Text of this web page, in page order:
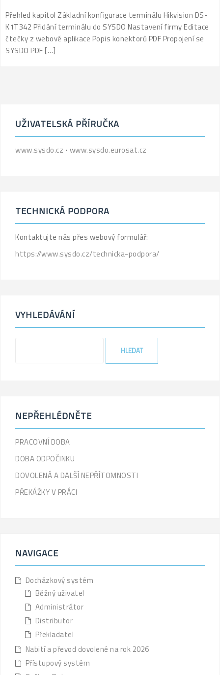
Přehled kapitol Základní konfigurace terminálu Hikvision DS-
K1T342 Přidání terminálu do SYSDO Nastavení firmy Editace
čtečky z webové aplikace Popis konektorů PDF Propojení se
SYSDO PDF […]
UŽIVATELSKÁ PŘÍRUČKA
www.sysdo.cz ⋅ www.sysdo.eurosat.cz
TECHNICKÁ PODPORA
Kontaktujte nás přes webový formulář:
https://www.sysdo.cz/technicka-podpora/
VYHLEDÁVÁNÍ
S
e
a
c
h
o
'
l
a
.
'
NEPŘEHLÉDNĚTE
PRACOVNÍ DOBA
DOBA ODPOČINKU
DOVOLENÁ A DALŠÍ NEPŘÍTOMNOSTI
PŘEKÁŽKY V PRÁCI
NAVIGACE
Docházkový systém
Běžný uživatel
Administrátor
Distributor
Překladatel
Nabití a převod dovolené na rok 2026
Přístupový systém